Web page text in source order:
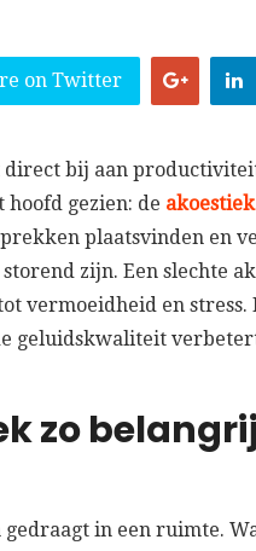
on Twitter
bij aan
gezien: de akoestiek
plaatsvinden en
zijn. Een slechte
vermoeidheid en stress.
geluidskwaliteit
zo
in een ruimte.